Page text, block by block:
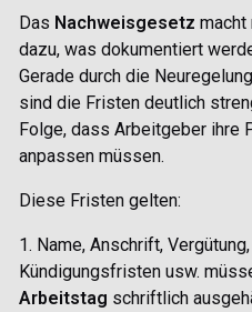
Das Nachweisgesetz macht
dazu, was dokumentiert
Gerade durch die
sind die Fristen deutlich
Folge, dass Arbeitgeber ihre
anpassen müssen.
Diese Fristen gelten:
1. Name, Anschrift,
Kündigungsfristen usw.
Arbeitstag schriftlich